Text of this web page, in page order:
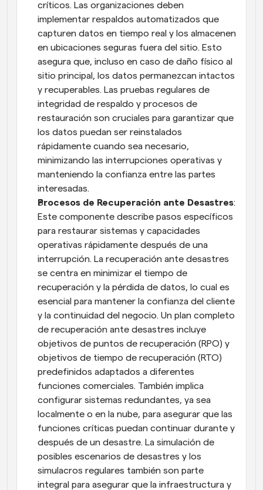
críticos. Las organizaciones deben
implementar respaldos automatizados que
capturen datos en tiempo real y los almacenen
en ubicaciones seguras fuera del sitio. Esto
asegura que, incluso en caso de daño físico al
sitio principal, los datos permanezcan intactos
y recuperables. Las pruebas regulares de
integridad de respaldo y procesos de
restauración son cruciales para garantizar que
los datos puedan ser reinstalados
rápidamente cuando sea necesario,
minimizando las interrupciones operativas y
manteniendo la confianza entre las partes
interesadas.
Procesos de Recuperación ante Desastres:
Este componente describe pasos específicos
para restaurar sistemas y capacidades
operativas rápidamente después de una
interrupción. La recuperación ante desastres
se centra en minimizar el tiempo de
recuperación y la pérdida de datos, lo cual es
esencial para mantener la confianza del cliente
y la continuidad del negocio. Un plan completo
de recuperación ante desastres incluye
objetivos de puntos de recuperación (RPO) y
objetivos de tiempo de recuperación (RTO)
predefinidos adaptados a diferentes
funciones comerciales. También implica
configurar sistemas redundantes, ya sea
localmente o en la nube, para asegurar que las
funciones críticas puedan continuar durante y
después de un desastre. La simulación de
posibles escenarios de desastres y los
simulacros regulares también son parte
integral para asegurar que la infraestructura y